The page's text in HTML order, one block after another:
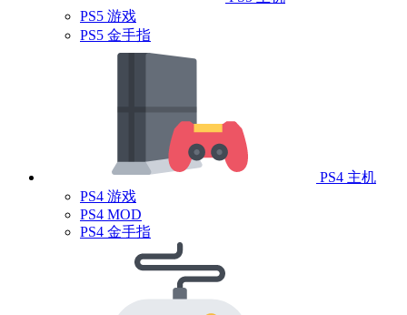
PS5 游戏
PS5 金手指
PS4 主机
PS4 游戏
PS4 MOD
PS4 金手指